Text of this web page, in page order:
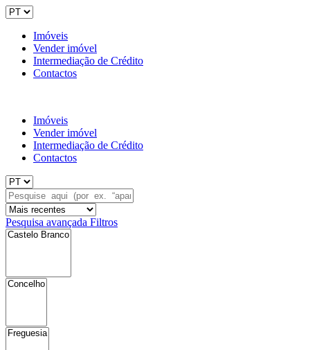
Imóveis
Vender imóvel
Intermediação de Crédito
Contactos
Imóveis
Vender imóvel
Intermediação de Crédito
Contactos
Pesquisa avançada Filtros